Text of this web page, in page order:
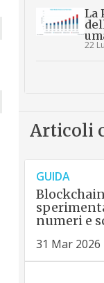
La
22
Articoli
GUIDA
numeri e
31 Mar 2026